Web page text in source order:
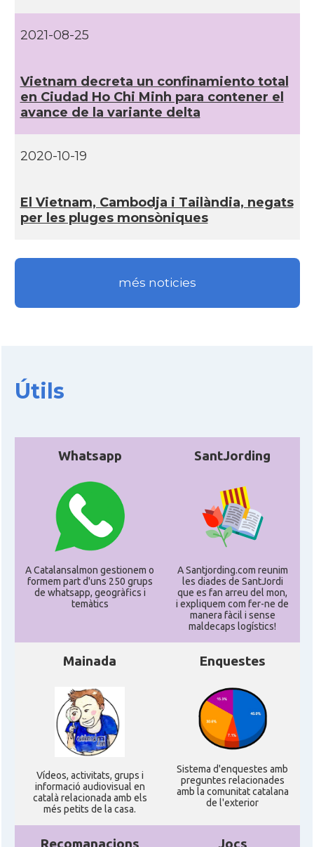
2021-08-25
Vietnam decreta un confinamiento total
en Ciudad Ho Chi Minh para contener el
avance de la variante delta
2020-10-19
El Vietnam, Cambodja i Tailàndia, negats
per les pluges monsòniques
més noticies
Útils
Whatsapp
A Catalansalmon gestionem o
formem part d'uns 250 grups
de whatsapp, geogràfics i
temàtics
SantJording
A Santjording.com reunim
les diades de SantJordi
que es fan arreu del mon,
i expliquem com fer-ne de
manera fàcil i sense
maldecaps logí­stics!
Mainada
Ví­deos, activitats, grups i
informació audiovisual en
català relacionada amb els
més petits de la casa.
Enquestes
Sistema d'enquestes amb
preguntes relacionades
amb la comunitat catalana
de l'exterior
Recomanacions Jocs